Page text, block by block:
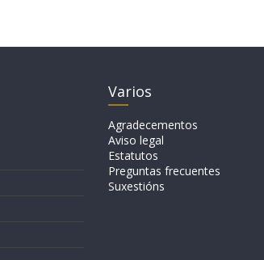
Varios
Agradecementos
Aviso legal
Estatutos
Preguntas frecuentes
Suxestións